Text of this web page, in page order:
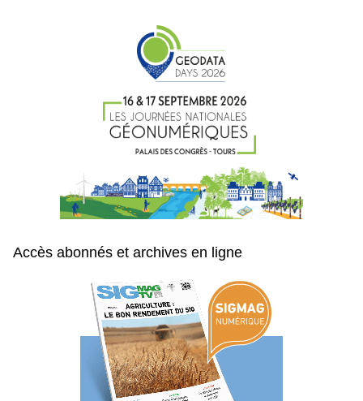
Accès abonnés et archives en ligne